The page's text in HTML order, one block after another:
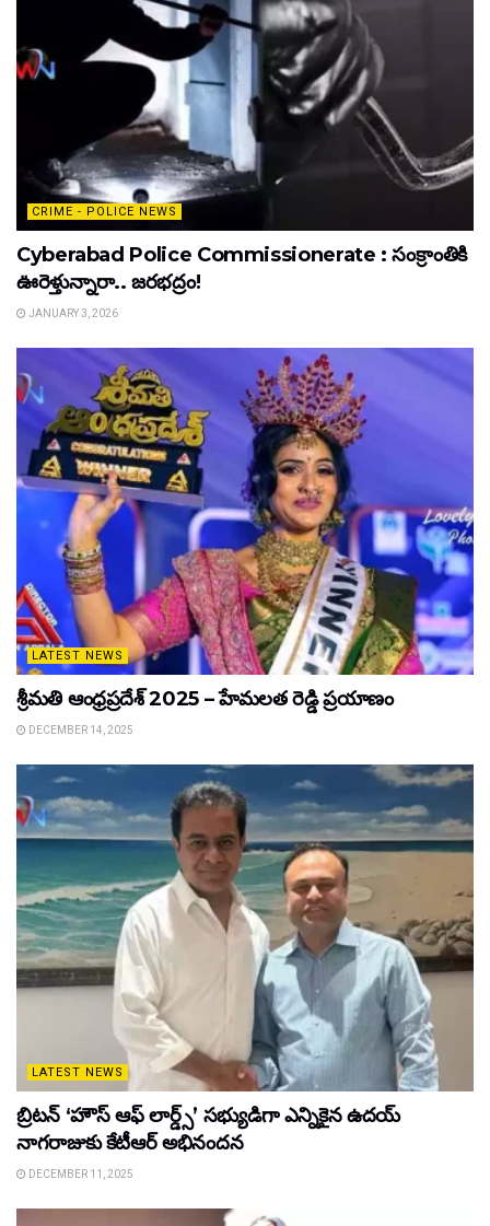
CRIME - POLICE NEWS
Cyberabad Police Commissionerate : సంక్రాంతికి
ఊరెళ్తున్నారా.. జరభద్రం!
JANUARY 3, 2026
LATEST NEWS
శ్రీమతి ఆంధ్రప్రదేశ్ 2025 – హేమలత రెడ్డి ప్రయాణం
DECEMBER 14, 2025
LATEST NEWS
బ్రిటన్ ‘హౌస్ ఆఫ్ లార్డ్స్’ సభ్యుడిగా ఎన్నికైన ఉదయ్
నాగరాజుకు కేటీఆర్ అభినందన
DECEMBER 11, 2025